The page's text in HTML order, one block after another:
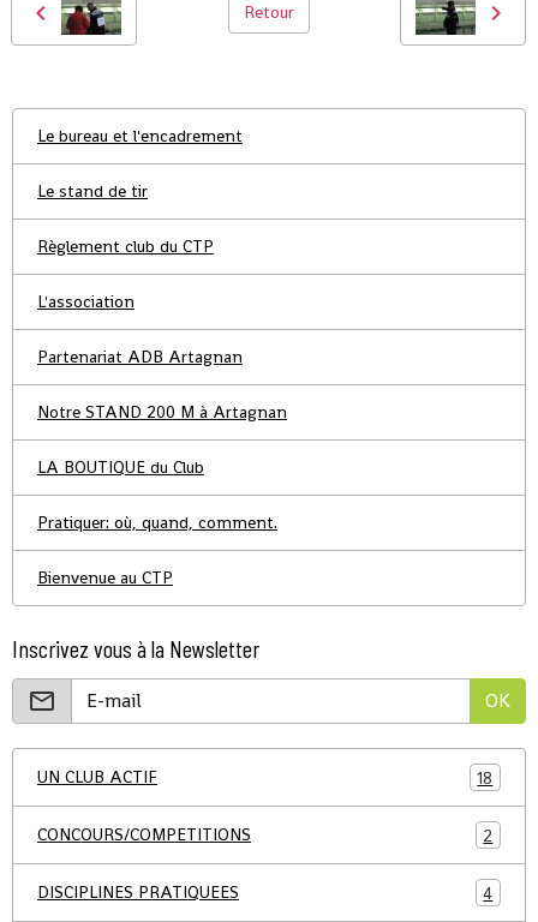
Retour
Le bureau et l'encadrement
Le stand de tir
Règlement club du CTP
L'association
Partenariat ADB Artagnan
Notre STAND 200 M à Artagnan
LA BOUTIQUE du Club
Pratiquer: où, quand, comment.
Bienvenue au CTP
Inscrivez vous à la Newsletter
OK
UN CLUB ACTIF 18
CONCOURS/COMPETITIONS 2
DISCIPLINES PRATIQUEES 4